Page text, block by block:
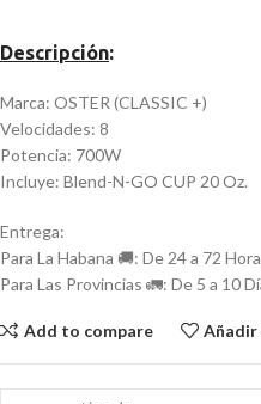
Descripción:
Marca: OSTER (CLASSIC +)
Velocidades: 8
Potencia: 700W
Incluye: Blend-N-GO CUP 20 Oz.
Entrega:
Para La Habana 🚚: De 24 a 72
Para Las Provincias 🚛: De 5 a 10
Add to compare Añadir